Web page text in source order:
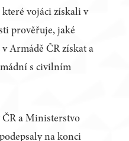
vojáci získali v
prověřuje, jaké
Armádě ČR získat a
s civilním
ČR a Ministerstvo
na konci